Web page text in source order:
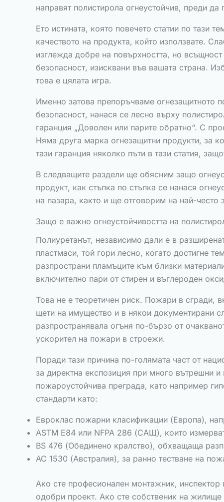
направят полистирола огнеустойчив, преди
Ето истината, която повечето статии по тази
качеството на продукта, който използвате.
изглежда добре на повърхността, но
безопасност, изисквани във вашата страна.
това е цялата игра.
Именно затова препоръчваме огнезащитното
безопасност, нанася се лесно върху
гаранция „Доволен или парите обратно“. С
Няма друга марка огнезащитни продукти, за
тази гаранция няколко пъти в тази статия,
В следващите раздели ще обясним защо
продукт, как стъпка по стъпка се нанася
на пазара, както и ще отговорим на най-често
Защо е важно огнеустойчивостта на
Полиуретанът, независимо дали е в
пластмаси, той гори лесно, когато достигне
разпространи пламъците към близки
включително пари от стирен и въглероден
Това не е теоретичен риск. Пожари в сгради,
щети на имущество и в някои документирани
разпространявала огъня по-бързо от
ускорител на пожари в строежи.
Поради тази причина по-голямата част от
за директна експозиция при много вътрешни
пожароустойчива преграда, като например
стандарти като:
Евроклас пожарни класификации (Европа),
ASTM E84 или NFPA 286 (САЩ), които
BS 476 (Обединено кралство), обхващаща
АС 1530 (Австралия), за ранно тестване на
Ако сте професионален монтажник, инспектор
одобри проект. Ако сте собственик на